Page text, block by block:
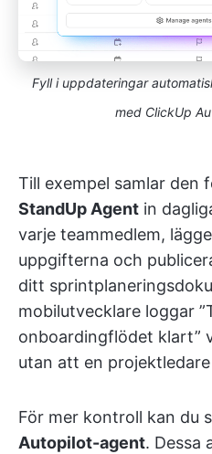
Fyll i uppdateringar
med ClickUp
Till exempel samlar den
StandUp Agent in
varje teammedlem,
uppgifterna och
ditt
mobilutvecklare loggar
onboardingflödet klart”
utan att en
För mer kontroll kan du
Autopilot-agent. Dessa